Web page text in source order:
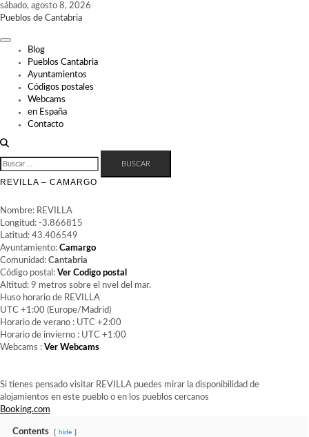
Skip
to
sábado, agosto 8, 2026
Pueblos de Cantabria
Blog
Pueblos Cantabria
Ayuntamientos
Códigos postales
Webcams
en España
Contacto
BUSCAR:
REVILLA – CAMARGO
Nombre: REVILLA
Longitud: -3.866815
Latitud: 43.406549
Ayuntamiento: Camargo
Comunidad: Cantabria
Código postal: Ver Codigo postal
Altitud: 9 metros sobre el nvel del mar.
Huso horario de REVILLA
UTC +1:00 (Europe/Madrid)
Horario de verano : UTC +2:00
Horario de invierno : UTC +1:00
Webcams : Ver Webcams
Si tienes pensado visitar REVILLA puedes mirar la disponibilidad de
alojamientos en este pueblo o en los pueblos cercanos
Booking.com
Contents hide